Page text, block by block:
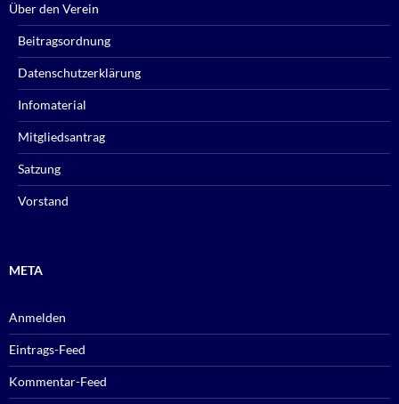
Über den Verein
Beitragsordnung
Datenschutzerklärung
Infomaterial
Mitgliedsantrag
Satzung
Vorstand
META
Anmelden
Eintrags-Feed
Kommentar-Feed